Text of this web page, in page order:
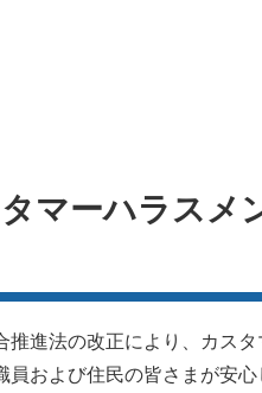
マーハラスメ
推進法の改正により、カス
員および住民の皆さまが安